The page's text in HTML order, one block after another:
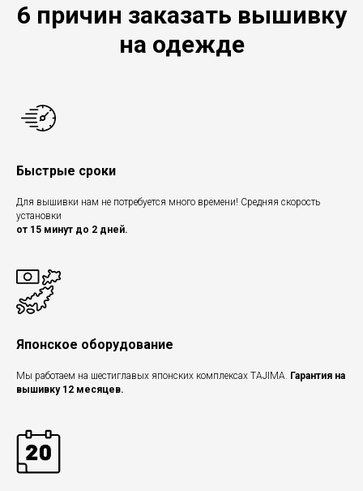
6 причин заказать вышивку
на одежде
Быстрые сроки
Для вышивки нам не потребуется много времени! Средняя скорость
установки
от 15 минут до 2 дней.
Японское оборудование
Мы работаем на шестиглавых японских комплексах TAJIMA. Гарантия на
вышивку 12 месяцев.